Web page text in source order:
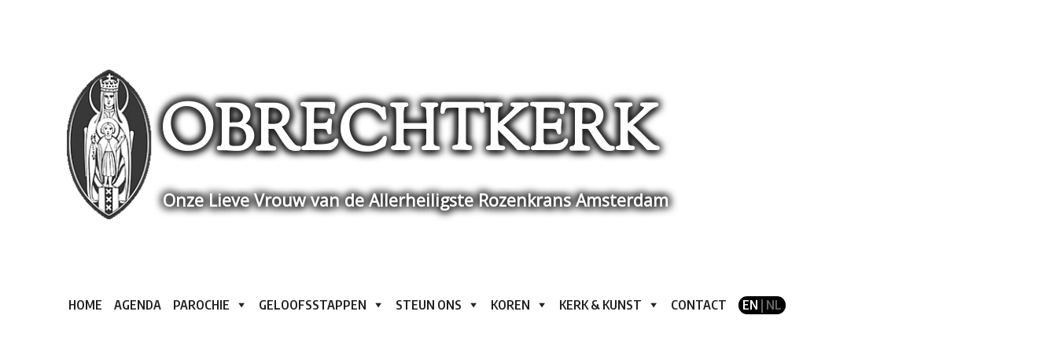
OBRECHTKERK
Onze Lieve Vrouw van de Allerheiligste Rozenkrans Amsterdam
HOME AGENDA PAROCHIE GELOOFSSTAPPEN STEUN ONS KOREN KERK & KUNST CONTACT EN | NL